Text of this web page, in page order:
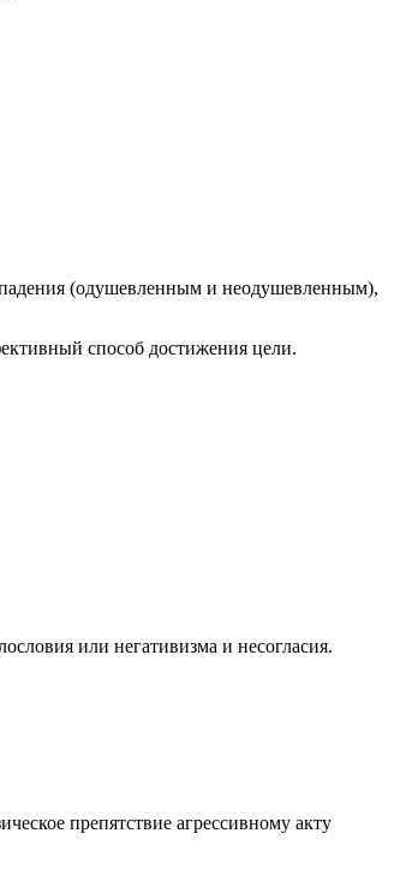
(одушевленным и неодушевленным),
способ достижения цели.
или негативизма и несогласия.
препятствие агрессивному акту